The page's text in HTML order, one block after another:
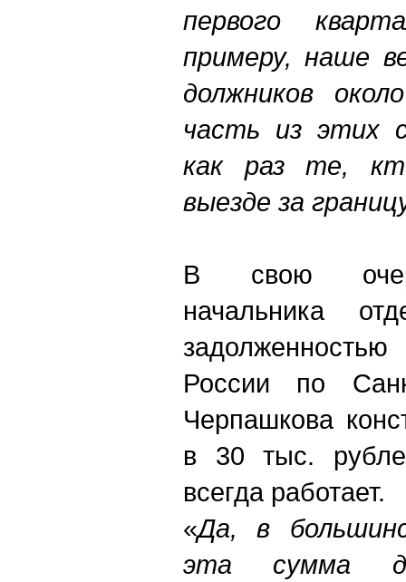
первого
примеру, наше
должников
часть из этих
как раз те,
выезде за
В свою
начальника
России по
Черпашкова
в 30 тыс.
всегда работает.
«Да, в
эта сумма